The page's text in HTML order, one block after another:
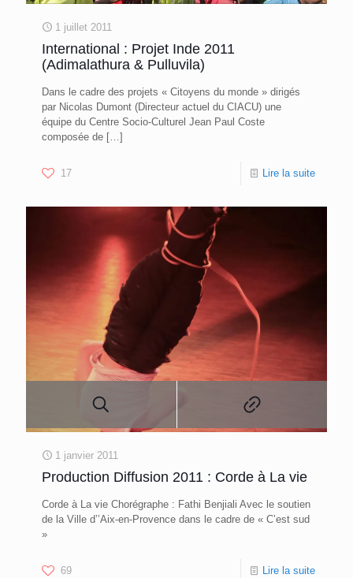
1 juillet 2011
International : Projet Inde 2011
(Adimalathura & Pulluvila)
Dans le cadre des projets « Citoyens du monde » dirigés
par Nicolas Dumont (Directeur actuel du CIACU) une
équipe du Centre Socio-Culturel Jean Paul Coste
composée de […]
17 Lire la suite
1 janvier 2011
Production Diffusion 2011 : Corde à La vie
Corde à La vie Chorégraphe : Fathi Benjiali Avec le soutien
de la Ville d’’Aix-en-Provence dans le cadre de « C’est sud
»
69 Lire la suite